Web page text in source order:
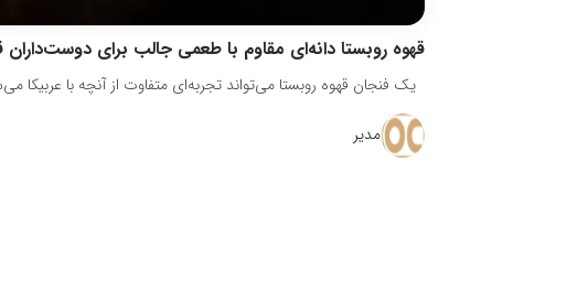
قهوه روبستا دانه‌ای مقاوم با طعمی جالب برای دوست‌داران
یک فنجان قهوه روبستا می‌تواند تجربه‌ای متفاوت از آنچه با
مدیر